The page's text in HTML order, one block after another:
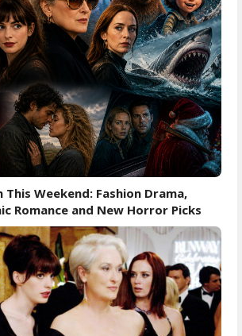
Weekend: Fashion Drama,
Romance and New Horror Picks